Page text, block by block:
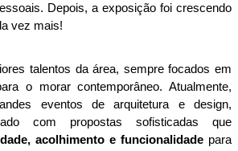
Depois, a exposição foi crescendo
vez mais!
talentos da área, sempre focados em
o morar contemporâneo. Atualmente,
eventos de arquitetura e design,
com propostas sofisticadas que
acolhimento e funcionalidade para